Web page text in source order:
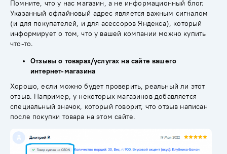
Помните, что у нас магазин, а не информационный блог.
Указанный офлайновый адрес является важным сигналом
(и для покупателей, и для асессоров Яндекса), который
информирует о том, что у вашей компании можно купить
что-то.
Отзывы о товарах/услугах на сайте вашего
интернет-магазина
Хорошо, если можно будет проверить, реальный ли этот
отзыв. Например, у некоторых магазинов добавляется
специальный значок, который говорит, что отзыв написан
после покупки товара на этом сайте.